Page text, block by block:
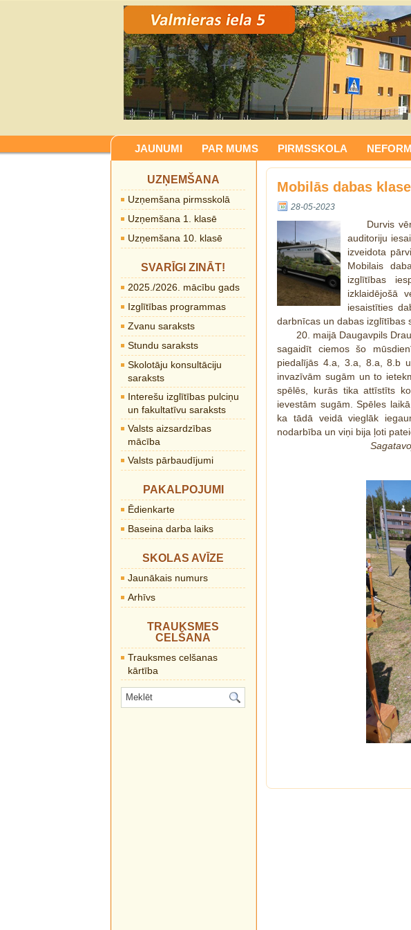
JAUNUMI PAR MUMS PIRMSSKOLA
UZŅEMŠANA
Uzņemšana pirmsskolā
Uzņemšana 1. klasē
Uzņemšana 10. klasē
SVARĪGI ZINĀT!
2025./2026. mācību gads
Izglītības programmas
Zvanu saraksts
Stundu saraksts
Skolotāju konsultāciju
saraksts
Interešu izglītības pulciņu
un fakultatīvu saraksts
Valsts aizsardzības
mācība
Valsts pārbaudījumi
PAKALPOJUMI
Ēdienkarte
Baseina darba laiks
SKOLAS AVĪZE
Jaunākais numurs
Arhīvs
TRAUKSMES
CELŠANA
Trauksmes celšanas
kārtība
Mobilās dabas
28-05-2023
Durvis
auditoriju
izveidota
Mobilais
izglītības
izklaidējošā
iesaistīties
darbnīcas un dabas izglītības
20. maijā Daugavpils
sagaidīt ciemos šo
piedalījās 4.a, 3.a, 8.a, 8.b
invazīvām sugām un to
spēlēs, kurās tika attīstīts
ievestām sugām. Spēles
ka tādā veidā vieglāk
nodarbība un viņi bija ļoti